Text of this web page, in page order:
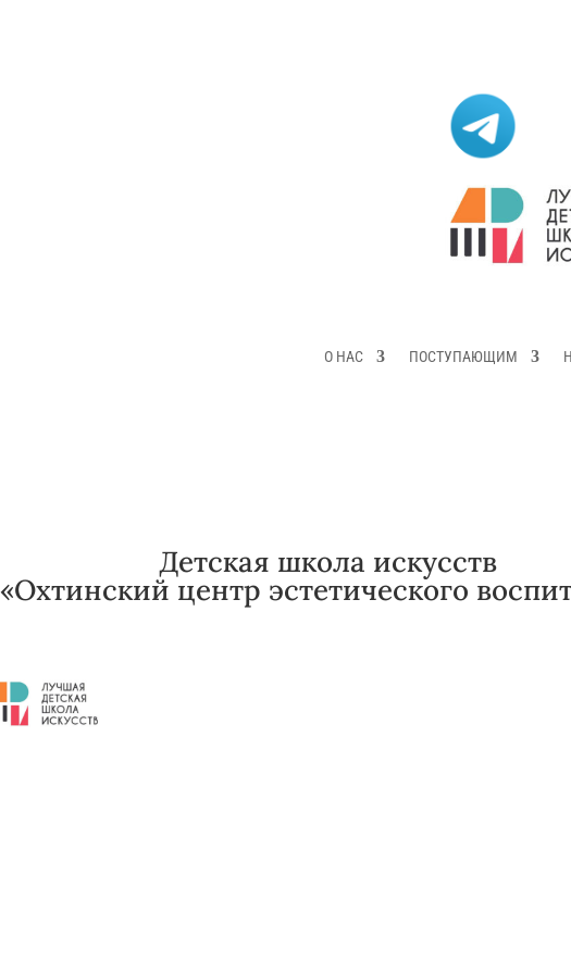
О НАС ПОСТУПАЮЩИМ
Детская школа искусств
«Охтинский центр эстетического